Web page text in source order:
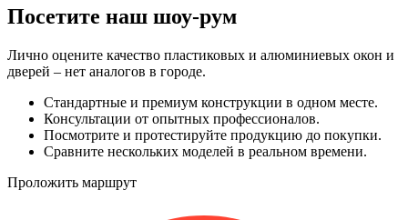
Посетите наш шоу-рум
Лично оцените качество пластиковых и алюминиевых окон и
дверей – нет аналогов в городе.
Стандартные и премиум конструкции в одном месте.
Консультации от опытных профессионалов.
Посмотрите и протестируйте продукцию до покупки.
Сравните нескольких моделей в реальном времени.
Проложить маршрут